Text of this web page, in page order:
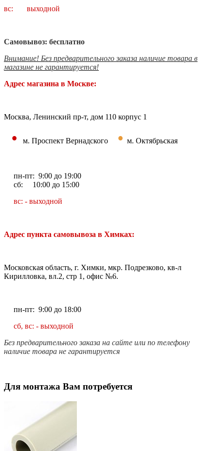
вс: выходной
Самовывоз: бесплатно
Внимание! Без предварительного заказа наличие товара в
магазине не гарантируется!
Адрес магазина в Москве:
Москва, Ленинский пр-т, дом 110 корпус 1
• м. Проспект Вернадского • м. Октябрьская
пн-пт: 9:00 до 19:00
сб: 10:00 до 15:00
вс: - выходной
Адрес пункта самовывоза в Химках:
Московская область, г. Химки, мкр. Подрезково, кв-л
Кирилловка, вл.2, стр 1, офис №6.
пн-пт: 9:00 до 18:00
сб, вс: - выходной
Без предварительного заказа на сайте или по телефону
наличие товара не гарантируется
Для монтажа Вам потребуется